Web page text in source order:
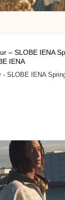
– SLOBE IENA
IENA
- SLOBE IENA